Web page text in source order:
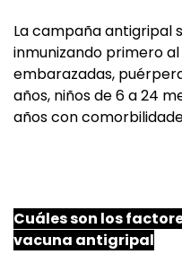
La campaña antigripal
inmunizando primero
embarazadas,
años, niños de 6 a 24
años con
Cuáles son los
vacuna antigripal